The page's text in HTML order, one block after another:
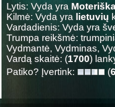
Lytis: Vyda yra
Kilmė: Vyda yra lietuvių
Vardadienis: Vyda yra
Trumpa reikšmė:
Vydmantė, Vydminas,
Vardą skaitė: (1700)
Patiko? Įvertink:
(6